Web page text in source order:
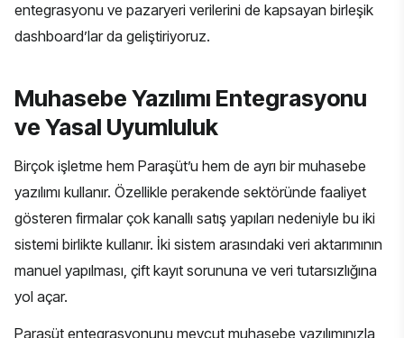
entegrasyonu ve pazaryeri verilerini de kapsayan birleşik
dashboard’lar da geliştiriyoruz.
Muhasebe Yazılımı Entegrasyonu
ve Yasal Uyumluluk
Birçok işletme hem Paraşüt’u hem de ayrı bir muhasebe
yazılımı kullanır. Özellikle perakende sektöründe faaliyet
gösteren firmalar çok kanallı satış yapıları nedeniyle bu iki
sistemi birlikte kullanır. İki sistem arasındaki veri aktarımının
manuel yapılması, çift kayıt sorununa ve veri tutarsızlığına
yol açar.
Paraşüt entegrasyonunu mevcut muhasebe yazılımınızla